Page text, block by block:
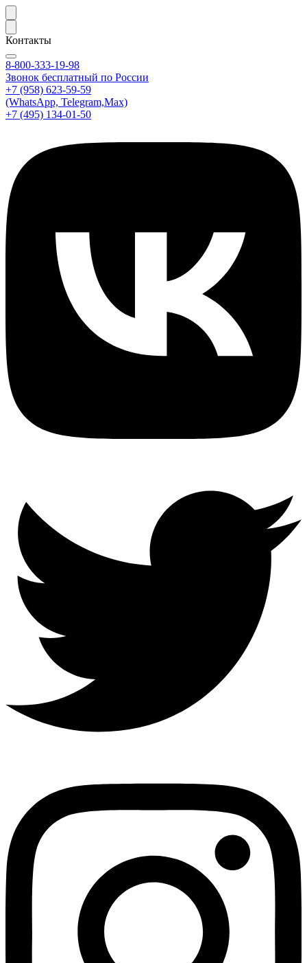
Контакты
8-800-333-19-98
Звонок бесплатный по России
+7 (958) 623-59-59
(WhatsApp, Telegram,Max)
+7 (495) 134-01-50